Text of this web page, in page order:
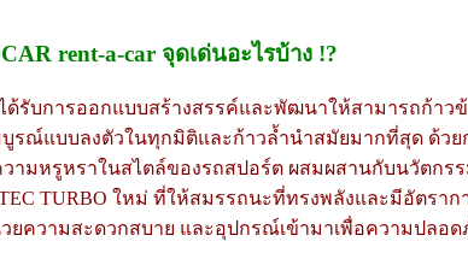
rent-a-car จุดเด่นอะไรบ้าง !?
ด้รับการออกแบบสร้างสรรค์และพัฒนาให้สามารถก้าว
รณ์แบบลงตัวในทุกมิติและก้าวล้ำนำสมัยมากที่สุด ด้วย
ามหรูหราในสไตล์ของรถสปอร์ต ผสมผสานกับนวัตกร
TURBO ใหม่ ที่ให้สมรรถนะที่ทรงพลังและมีอัตรา
ยความสะดวกสบาย และอุปกรณ์เข้ามาเพื่อความปลอด